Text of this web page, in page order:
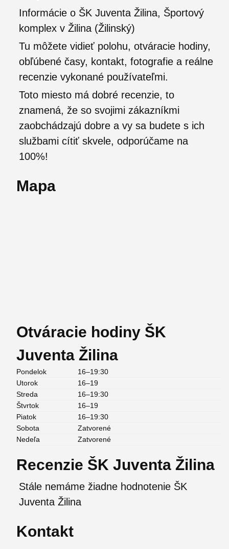
Informácie o ŠK Juventa Žilina, Športový
komplex v Žilina (Žilinský)
Tu môžete vidieť polohu, otváracie hodiny,
obľúbené časy, kontakt, fotografie a reálne
recenzie vykonané používateľmi.
Toto miesto má dobré recenzie, to
znamená, že so svojimi zákazníkmi
zaobchádzajú dobre a vy sa budete s ich
službami cítiť skvele, odporúčame na
100%!
Mapa
Otváracie hodiny ŠK
Juventa Žilina
Pondelok
16–19:30
Utorok
16–19
Streda
16–19:30
Štvrtok
16–19
Piatok
16–19:30
Sobota
Zatvorené
Nedeľa
Zatvorené
Recenzie ŠK Juventa Žilina
Stále nemáme žiadne hodnotenie ŠK
Juventa Žilina
Kontakt